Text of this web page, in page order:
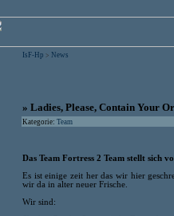
IsF-Hp > News
» Ladies, Please, Contain Your
Kategorie: Team
Das Team Fortress 2 Team stellt sich
Es ist einige zeit her das wir hier
wir da in alter neuer Frische.
Wir sind: